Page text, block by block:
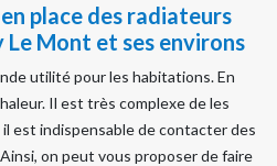
place des radiateurs
Le Mont et ses environs
utilité pour les habitations. En
Il est très complexe de les
est indispensable de contacter des
on peut vous proposer de faire